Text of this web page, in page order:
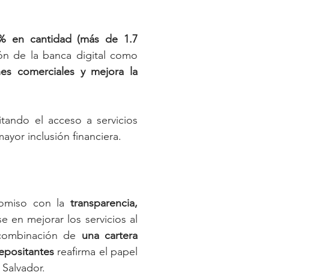
en cantidad (más de 1.7
de la banca digital como
comerciales y mejora la
el acceso a servicios
inclusión financiera.
con la transparencia,
en mejorar los servicios al
de una cartera
reafirma el papel